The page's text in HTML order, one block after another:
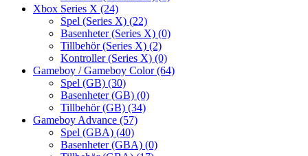
Xbox Series X (24)
Spel (Series X) (22)
Basenheter (Series X) (0)
Tillbehör (Series X) (2)
Kontroller (Series X) (0)
Gameboy / Gameboy Color(64)
Spel (GB) (30)
Basenheter (GB) (0)
Tillbehör (GB) (34)
Gameboy Advance (57)
Spel (GBA) (40)
Basenheter (GBA) (0)